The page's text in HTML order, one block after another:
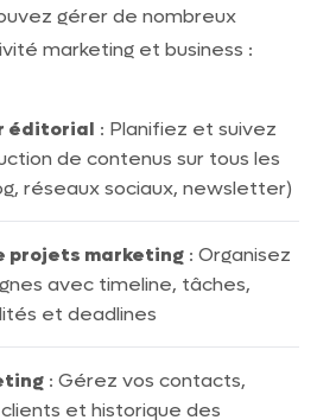
gérer de nombreux
marketing et business :
éditorial : Planifiez et suivez
de contenus sur tous les
réseaux sociaux, newsletter)
projets marketing : Organisez
avec timeline, tâches,
et deadlines
: Gérez vos contacts,
et historique des